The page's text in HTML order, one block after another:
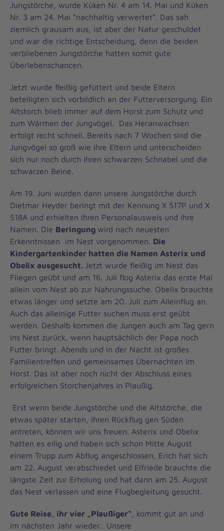
Jungstörche, wurde Küken Nr. 4 am 14. Mai und Küken
Nr. 3 am 24. Mai “nachhaltig verwertet”. Das sah
ziemlich grausam aus, ist aber der Natur geschuldet
und war die richtige Entscheidung, denn die beiden
verbliebenen Jungstörche hatten somit gute
Überlebenschancen.
Jetzt wurde fleißig gefüttert und beide Eltern
beteiligten sich vorbildlich an der Futterversorgung. Ein
Altstorch blieb immer auf dem Horst zum Schutz und
zum Wärmen der Jungvögel. Das Heranwachsen
erfolgt recht schnell. Bereits nach 7 Wochen sind die
Jungvögel so groß wie ihre Eltern und unterscheiden
sich nur noch durch ihren schwarzen Schnabel und die
schwarzen Beine.
Am 19. Juni wurden dann unsere Jungstörche durch
Dietmar Heyder beringt mit der Kennung X 517P und X
518A und erhielten ihren Personalausweis und ihre
Namen. Die Beringung wird nach neuesten
Erkenntnissen im Nest vorgenommen. Die
Kindergartenkinder hatten die Namen Asterix und
Obelix ausgesucht. Jetzt wurde fleißig im Nest das
Fliegen geübt und am 16. Juli flog Asterix das erste Mal
allein vom Nest ab zur Nahrungssuche. Obelix brauchte
etwas länger und setzte am 20. Juli zum Alleinflug an.
Auch das alleinige Futter suchen muss erst geübt
werden. Deshalb kommen die Jungen auch am Tag gern
ins Nest zurück, wenn hauptsächlich der Papa noch
Futter bringt. Abends und in der Nacht ist großes
Familientreffen und gemeinsames Übernachten im
Horst. Das ist aber noch nicht der Abschluss eines
erfolgreichen Storchenjahres in Plaußig.
Erst wenn beide Jungstörche und die Altstörche, die
etwas später starten, ihren Rückflug gen Süden
antreten, können wir uns freuen. Asterix und Obelix
hatten es eilig und haben sich schon Mitte August
einem Trupp zum Abflug angeschlossen, Erich hat sich
am 22. August verabschiedet und Elfriede brauchte die
längste Zeit zur Erholung und hat dann am 25. August
das Nest verlassen und eine Flugbegleitung gesucht.
Gute Reise, ihr vier „Plaußiger“ , kommt gut an und
im nächsten Jahr wieder. Unsere